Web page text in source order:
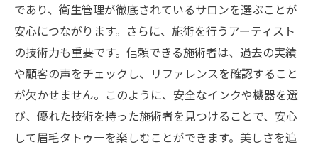
であり、衛生管理が徹底されているサロンを選ぶことが
安心につながります。さらに、施術を行うアーティスト
の技術力も重要です。信頼できる施術者は、過去の実績
や顧客の声をチェックし、リファレンスを確認すること
が欠かせません。このように、安全なインクや機器を選
び、優れた技術を持った施術者を見つけることで、安心
して眉毛タトゥーを楽しむことができます。美しさを追